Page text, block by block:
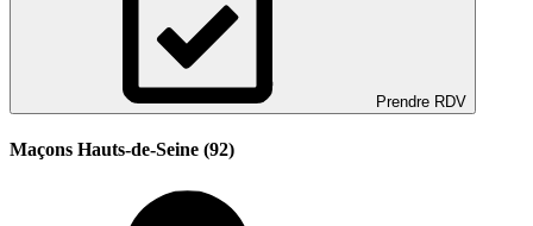
Prendre RDV
Maçons Hauts-de-Seine (92)